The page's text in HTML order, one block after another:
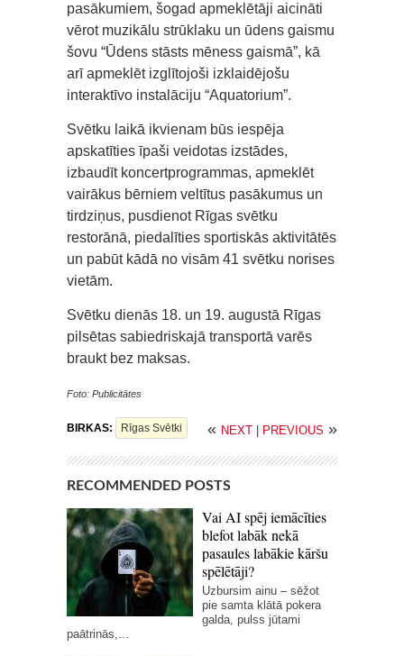
pasākumiem, šogad apmeklētāji aicināti
vērot muzikālu strūklaku un ūdens gaismu
šovu “Ūdens stāsts mēness gaismā”, kā
arī apmeklēt izglītojoši izklaidējošu
interaktīvo instalāciju “Aquatorium”.
Svētku laikā ikvienam būs iespēja
apskatīties īpaši veidotas izstādes,
izbaudīt koncertprogrammas, apmeklēt
vairākus bērniem veltītus pasākumus un
tirdziņus, pusdienot Rīgas svētku
restorānā, piedalīties sportiskās aktivitātēs
un pabūt kādā no visām 41 svētku norises
vietām.
Svētku dienās 18. un 19. augustā Rīgas
pilsētas sabiedriskajā transportā varēs
braukt bez maksas.
Foto: Publicitātes
BIRKAS: Rīgas Svētki « NEXT PREVIOUS »
RECOMMENDED POSTS
Vai AI spēj iemācīties
blefot labāk nekā
pasaules labākie kāršu
spēlētāji?
Uzbursim ainu – sēžot
pie samta klātā pokera
galda, pulss jūtami
paātrinās,...